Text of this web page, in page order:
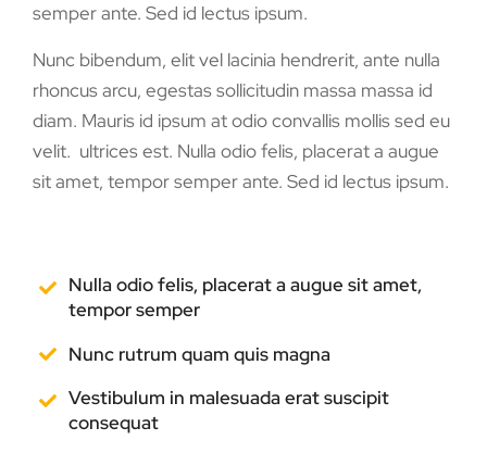
semper ante. Sed id lectus ipsum.
Nunc bibendum, elit vel lacinia hendrerit, ante nulla
rhoncus arcu, egestas sollicitudin massa massa id
diam. Mauris id ipsum at odio convallis mollis sed eu
velit. ultrices est. Nulla odio felis, placerat a augue
sit amet, tempor semper ante. Sed id lectus ipsum.
Nulla odio felis, placerat a augue sit amet,
tempor semper
Nunc rutrum quam quis magna
Vestibulum in malesuada erat suscipit
consequat